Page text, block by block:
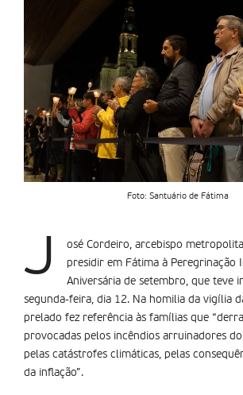
Foto: Santuário de Fátima
J
osé Cordeiro, arcebispo
presidir em Fátima à Peregrinação
Aniversária de setembro, que teve
segunda-feira, dia 12. Na homilia da vigília
prelado fez referência às famílias que
provocadas pelos incêndios arruinadores
pelas catástrofes climáticas, pelas
da inflação”.